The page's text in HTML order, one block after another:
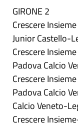
GIRONE 2
Crescere
Junior Castello-
Crescere
Padova Calcio
Crescere
Padova Calcio
Calcio Veneto-
Crescere